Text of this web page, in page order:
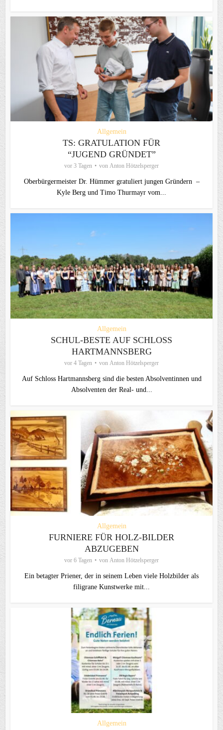
Allgemein
TS: GRATULATION FÜR
“JUGEND GRÜNDET”
vor 3 Tagen von Anton Hötzelsperger
Oberbürgermeister Dr. Hümmer gratuliert jungen Gründern –
Kyle Berg und Timo Thurmayr vom...
Allgemein
SCHUL-BESTE AUF SCHLOSS
HARTMANNSBERG
vor 4 Tagen von Anton Hötzelsperger
Auf Schloss Hartmannsberg sind die besten Absolventinnen und
Absolventen der Real- und...
Allgemein
FURNIERE FÜR HOLZ-BILDER
ABZUGEBEN
vor 6 Tagen von Anton Hötzelsperger
Ein betagter Priener, der in seinem Leben viele Holzbilder als
filigrane Kunstwerke mit...
Allgemein